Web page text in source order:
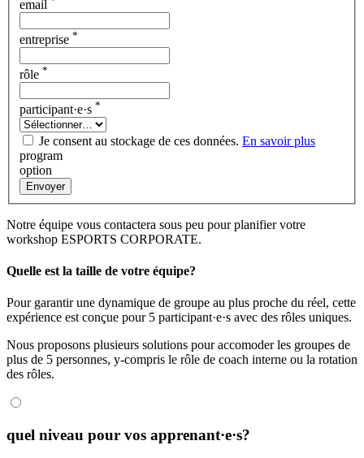
email
entreprise *
rôle *
participant·e·s *
Je consent au stockage de ces données. En savoir plus
program
option
Envoyer
Notre équipe vous contactera sous peu pour planifier votre
workshop ESPORTS CORPORATE.
Quelle est la taille de votre équipe?
Pour garantir une dynamique de groupe au plus proche du réel, cette
expérience est conçue pour 5 participant·e·s avec des rôles uniques.
Nous proposons plusieurs solutions pour accomoder les groupes de
plus de 5 personnes, y-compris le rôle de coach interne ou la rotation
des rôles.
quel niveau pour vos apprenant·e·s?